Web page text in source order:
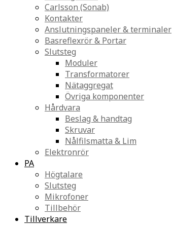
Carlsson (Sonab)
Kontakter
Anslutningspaneler & terminaler
Basreflexrör & Portar
Slutsteg
Moduler
Transformatorer
Nätaggregat
Övriga komponenter
Hårdvara
Beslag & handtag
Skruvar
Nålfilsmatta & Lim
Elektronrör
PA
Högtalare
Slutsteg
Mikrofoner
Tillbehör
Tillverkare